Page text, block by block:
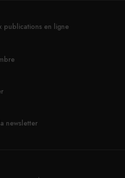
07/2026
des déjeuners estivaux au
alourdir la fiscalité des
publications en ligne
newsletter